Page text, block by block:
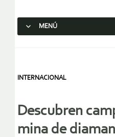
MENÚ
INTERNACIONAL
Descubren
mina de